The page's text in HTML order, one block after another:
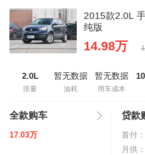
2015款2.0L
纯版
14.98万
2.0L
排量
暂无数据
油耗
暂无数据
用车成本
全款购车
17.03万
贷款
首付：
月供：